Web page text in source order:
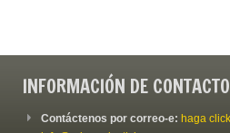
INFORMACIÓN DE CONTACTO
Contáctenos por correo-e: haga